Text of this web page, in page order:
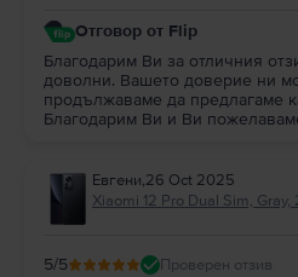
Отговор от Flip
Благодарим Ви за отличния
доволни. Вашето доверие ни
продължаваме да предлагаме
Благодарим Ви и Ви
Евгени,26 Oct 2025
Xiaomi 12 Pro Dual Sim,
5/5 Проверен отзив